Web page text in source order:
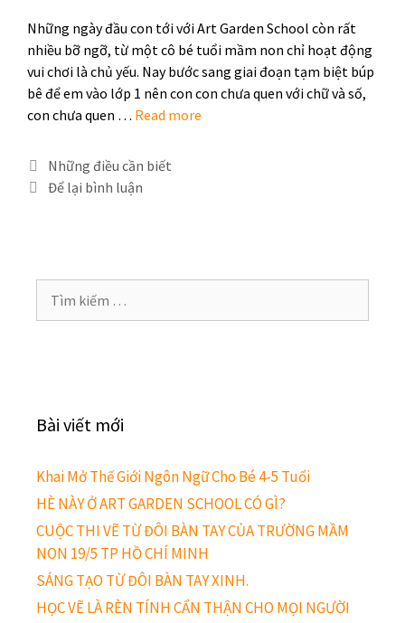
Những ngày đầu con tới với Art Garden School còn rất
nhiều bỡ ngỡ, từ một cô bé tuổi mầm non chỉ hoạt động
vui chơi là chủ yếu. Nay bước sang giai đoạn tạm biệt búp
bê để em vào lớp 1 nên con con chưa quen với chữ và số,
con chưa quen … Read more
Những điều cần biết
Để lại bình luận
Bài viết mới
Khai Mở Thế Giới Ngôn Ngữ Cho Bé 4-5 Tuổi
HÈ NÀY Ở ART GARDEN SCHOOL CÓ GÌ?
CUỘC THI VẼ TỪ ĐÔI BÀN TAY CỦA TRƯỜNG MẦM
NON 19/5 TP HỒ CHÍ MINH
SÁNG TẠO TỪ ĐÔI BÀN TAY XINH.
HỌC VẼ LÀ RÈN TÍNH CẨN THẬN CHO MỌI NGƯỜI